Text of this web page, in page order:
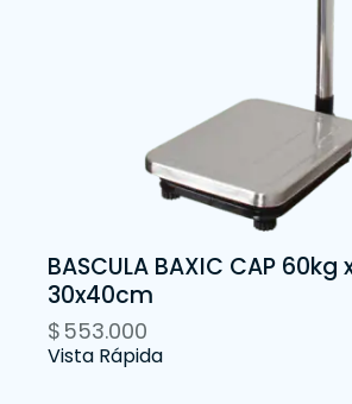
BASCULA BAXIC CAP 60kg
30x40cm
$ 553.000
Vista Rápida